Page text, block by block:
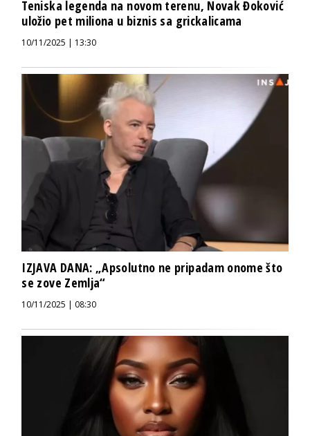
Teniska legenda na novom terenu, Novak Đoković
uložio pet miliona u biznis sa grickalicama
10/11/2025 | 13:30
IZJAVA DANA: „Apsolutno ne pripadam onome što
se zove Zemlja“
10/11/2025 | 08:30